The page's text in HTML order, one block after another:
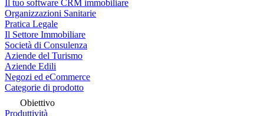
Il tuo software CRM immobiliare
Organizzazioni Sanitarie
Pratica Legale
Il Settore Immobiliare
Società di Consulenza
Aziende del Turismo
Aziende Edili
Negozi ed eCommerce
Categorie di prodotto
Obiettivo
Produttività